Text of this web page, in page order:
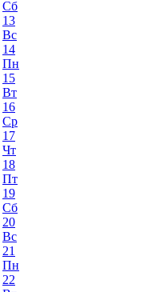
Сб
13
Вс
14
Пн
15
Вт
16
Ср
17
Чт
18
Пт
19
Сб
20
Вс
21
Пн
22